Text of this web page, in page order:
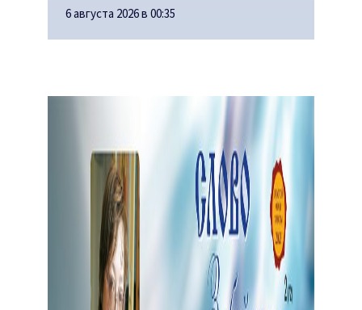
6 августа 2026 в 00:35